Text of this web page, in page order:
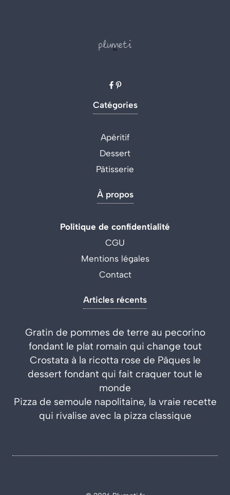
Catégories
Apéritif
Dessert
Pâtisserie
À propos
Politique de confidentialité
CGU
Mentions légales
Contact
Articles récents
Gratin de pommes de terre au pecorino
fondant le plat romain qui change tout
Crostata à la ricotta rose de Pâques le
dessert fondant qui fait craquer tout le
monde
Pizza de semoule napolitaine, la vraie recette
qui rivalise avec la pizza classique